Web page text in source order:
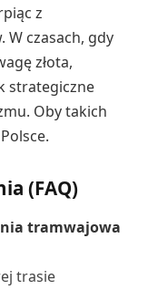
z
W czasach, gdy
złota,
strategiczne
Oby takich
(FAQ)
tramwajowa
trasie